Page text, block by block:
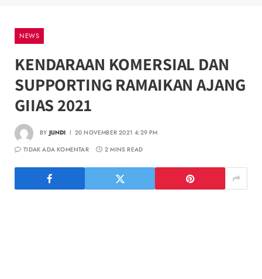
NEWS
KENDARAAN KOMERSIAL DAN
SUPPORTING RAMAIKAN AJANG
GIIAS 2021
BY JUNDI
20 NOVEMBER 2021 4:29 PM
TIDAK ADA KOMENTAR
2 MINS READ